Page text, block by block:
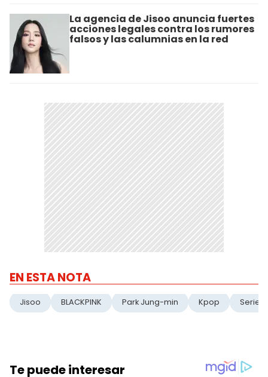
La agencia de Jisoo anuncia fuertes
acciones legales contra los rumores
falsos y las calumnias en la red
EN ESTA NOTA
Jisoo BLACKPINK Park Jung-min Kpop Series